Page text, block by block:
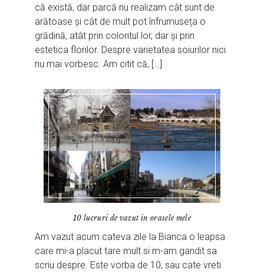
că există, dar parcă nu realizam cât sunt de
arătoase și cât de mult pot înfrumuseța o
grădină, atât prin coloritul lor, dar și prin
estetica florilor. Despre varietatea soiurilor nici
nu mai vorbesc. Am citit că, […]
10 lucruri de vazut in orasele mele
Am vazut acum cateva zile la Bianca o leapsa
care mi-a placut tare mult si m-am gandit sa
scriu despre. Este vorba de 10, sau cate vreti